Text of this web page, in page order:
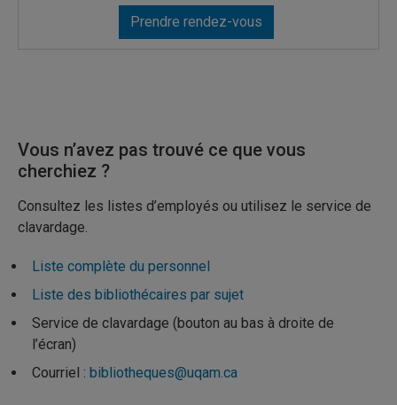
Prendre rendez-vous
Vous n’avez pas trouvé ce que vous
cherchiez ?
Consultez les listes d’employés ou utilisez le service de
clavardage.
Liste complète du personnel
Liste des bibliothécaires par sujet
Service de clavardage (bouton au bas à droite de
l’écran)
Courriel : bibliotheques@uqam.ca